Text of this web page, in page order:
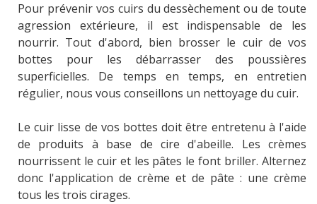
Pour prévenir vos cuirs du dessèchement ou de toute
agression extérieure, il est indispensable de les
nourrir. Tout d'abord, bien brosser le cuir de vos
bottes pour les débarrasser des poussières
superficielles. De temps en temps, en entretien
régulier, nous vous conseillons un nettoyage du cuir.
Le cuir lisse de vos bottes doit être entretenu à l'aide
de produits à base de cire d'abeille. Les crèmes
nourrissent le cuir et les pâtes le font briller. Alternez
donc l'application de crème et de pâte : une crème
tous les trois cirages.